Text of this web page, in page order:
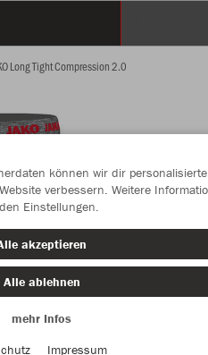
Long Tight Compression 2.0
können wir dir personalisierte
verbessern. Weitere
Einstellungen.
akzeptieren
Alle ablehnen
mehr Infos
Impressum